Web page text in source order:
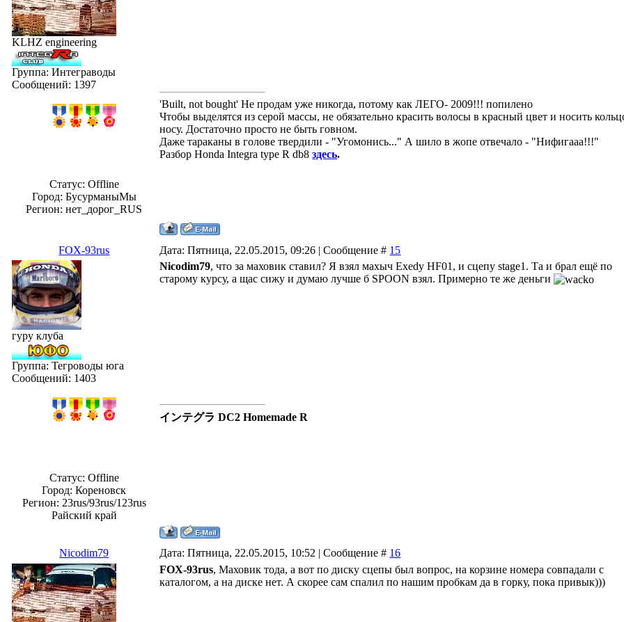
KLHZ engineering
Группа: Интеграводы
Сообщений: 1397
Статус: Offline
Город: БусурманыМы
Регион: нет_дорог_RUS
'Built, not bought' Не продам уже никогда, потому как ЛЕГО- 2009!!! попилено
Чтобы выделятся из серой массы, не обязательно красить волосы в красный цвет и носить
носу. Достаточно просто не быть говном.
Даже тараканы в голове твердили - "Угомонись..." А шило в жопе отвечало - "Нифигааа!!!"
Разбор Honda Integra type R db8здесь.
FOX-93rus Дата: Пятница, 22.05.2015, 09:26 | Сообщение # 15
гуру клуба
Группа: Тегроводы юга
Сообщений: 1403
Статус: Offline
Город: Кореновск
Регион: 23rus/93rus/123rus
Райский край
Nicodim79, что за маховик ставил? Я взял махыч Exedy HF01, и сцепу stage1. Та и брал ещё по
старому курсу, а щас сижу и думаю лучше б SPOON взял. Примерно те же деньги
インテグラ DC2 Homemade R
Nicodim79 Дата: Пятница, 22.05.2015, 10:52 | Сообщение # 16
FOX-93rus, Маховик тода, а вот по диску сцепы был вопрос, на корзине номера совпадали с
каталогом, а на диске нет. А скорее сам спалил по нашим пробкам да в горку, пока привык)))